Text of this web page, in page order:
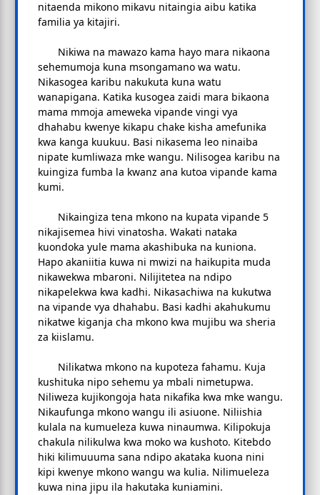
nitaenda mikono mikavu nitaingia aibu katika
familia ya kitajiri.
Nikiwa na mawazo kama hayo mara nikaona
sehemumoja kuna msongamano wa watu.
Nikasogea karibu nakukuta kuna watu
wanapigana. Katika kusogea zaidi mara bikaona
mama mmoja ameweka vipande vingi vya
dhahabu kwenye kikapu chake kisha amefunika
kwa kanga kuukuu. Basi nikasema leo ninaiba
nipate kumliwaza mke wangu. Nilisogea karibu na
kuingiza fumba la kwanz ana kutoa vipande kama
kumi.
Nikaingiza tena mkono na kupata vipande 5
nikajisemea hivi vinatosha. Wakati nataka
kuondoka yule mama akashibuka na kuniona.
Hapo akaniitia kuwa ni mwizi na haikupita muda
nikawekwa mbaroni. Nilijitetea na ndipo
nikapelekwa kwa kadhi. Nikasachiwa na kukutwa
na vipande vya dhahabu. Basi kadhi akahukumu
nikatwe kiganja cha mkono kwa mujibu wa sheria
za kiislamu.
Nilikatwa mkono na kupoteza fahamu. Kuja
kushituka nipo sehemu ya mbali nimetupwa.
Niliweza kujikongoja hata nikafika kwa mke wangu.
Nikaufunga mkono wangu ili asiuone. Niliishia
kulala na kumueleza kuwa ninaumwa. Kilipokuja
chakula nilikulwa kwa moko wa kushoto. Kitebdo
hiki kilimuuuma sana ndipo akataka kuona nini
kipi kwenye mkono wangu wa kulia. Nilimueleza
kuwa nina jipu ila hakutaka kuniamini.